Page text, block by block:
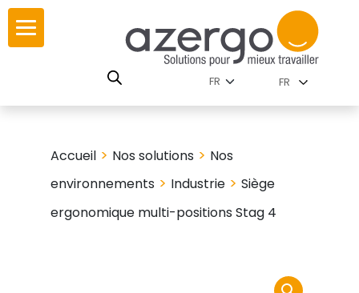
Skip
content
par famille
FR
Accueil > Nos solutions > Nos
environnements > Industrie >Siège
ergonomique multi-positions Stag 4